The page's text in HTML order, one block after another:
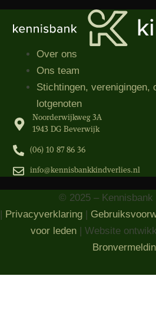
Over ons
Ons team
Stichtingen, verenigingen,
lotgenoten
Noorderwijkweg 3A
1943 DG Beverwijk
(06) 10 87 86 36‬
info@kennisbankkindverlies.nl
© 2025 – Kennisbank
Privacyverklaring
voor leden| Website